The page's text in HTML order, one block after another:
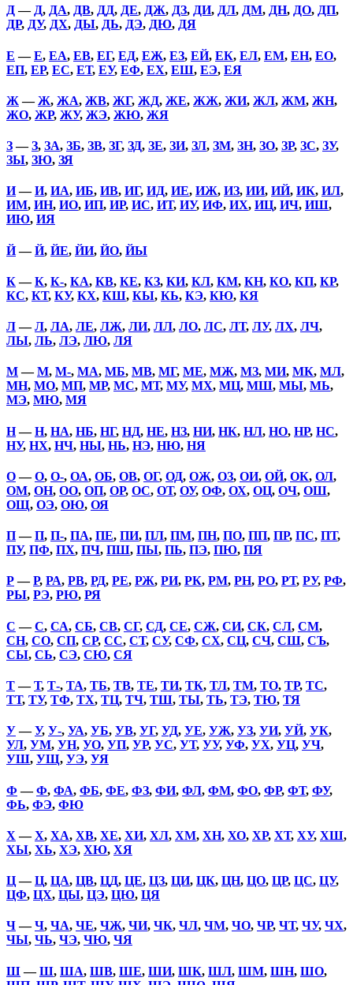
Д— Д, ДА, ДВ, ДД, ДЕ, ДЖ, ДЗ, ДИ, ДЛ, ДМ, ДН, ДО, ДП,
ДР, ДУ, ДХ, ДЫ, ДЬ, ДЭ, ДЮ, ДЯ
Е —Е, ЕА, ЕВ, ЕГ, ЕД, ЕЖ, ЕЗ, ЕЙ, ЕК, ЕЛ, ЕМ, ЕН, ЕО,
ЕП, ЕР, ЕС, ЕТ, ЕУ, ЕФ, ЕХ, ЕШ, ЕЭ, ЕЯ
Ж —Ж, ЖА, ЖВ, ЖГ, ЖД, ЖЕ, ЖЖ, ЖИ, ЖЛ, ЖМ, ЖН,
ЖО, ЖР, ЖУ, ЖЭ, ЖЮ, ЖЯ
З—З, ЗА, ЗБ, ЗВ, ЗГ, ЗД, ЗЕ, ЗИ, ЗЛ, ЗМ, ЗН, ЗО, ЗР, ЗС, ЗУ,
ЗЫ, ЗЮ, ЗЯ
И—И, ИА, ИБ, ИВ, ИГ, ИД, ИЕ, ИЖ, ИЗ, ИИ, ИЙ, ИК, ИЛ,
ИМ, ИН, ИО, ИП, ИР, ИС, ИТ, ИУ, ИФ, ИХ, ИЦ, ИЧ, ИШ,
ИЮ, ИЯ
Й—Й, ЙЕ, ЙИ, ЙО, ЙЫ
К—К, К-, КА, КВ, КЕ, КЗ, КИ, КЛ, КМ, КН, КО, КП, КР,
КС, КТ, КУ, КХ, КШ, КЫ, КЬ, КЭ, КЮ, КЯ
Л—Л, ЛА, ЛЕ, ЛЖ, ЛИ, ЛЛ, ЛО, ЛС, ЛТ, ЛУ, ЛХ, ЛЧ,
ЛЫ, ЛЬ, ЛЭ, ЛЮ, ЛЯ
М—М, М-, МА, МБ, МВ, МГ, МЕ, МЖ, МЗ, МИ, МК, МЛ,
МН, МО, МП, МР, МС, МТ, МУ, МХ, МЦ, МШ, МЫ, МЬ,
МЭ, МЮ, МЯ
Н—Н, НА, НБ, НГ, НД, НЕ, НЗ, НИ, НК, НЛ, НО, НР, НС,
НУ, НХ, НЧ, НЫ, НЬ, НЭ, НЮ, НЯ
О—О, О-, ОА, ОБ, ОВ, ОГ, ОД, ОЖ, ОЗ, ОИ, ОЙ, ОК, ОЛ,
ОМ, ОН, ОО, ОП, ОР, ОС, ОТ, ОУ, ОФ, ОХ, ОЦ, ОЧ, ОШ,
ОЩ, ОЭ, ОЮ, ОЯ
П—П, П-, ПА, ПЕ, ПИ, ПЛ, ПМ, ПН, ПО, ПП, ПР, ПС, ПТ,
ПУ, ПФ, ПХ, ПЧ, ПШ, ПЫ, ПЬ, ПЭ, ПЮ, ПЯ
Р—Р, РА, РВ, РД, РЕ, РЖ, РИ, РК, РМ, РН, РО, РТ, РУ, РФ,
РЫ, РЭ, РЮ, РЯ
С —С, СА, СБ, СВ, СГ, СД, СЕ, СЖ, СИ, СК, СЛ, СМ,
СН, СО, СП, СР, СС, СТ, СУ, СФ, СХ, СЦ, СЧ, СШ, СЪ,
СЫ, СЬ, СЭ, СЮ, СЯ
Т—Т, Т-, ТА, ТБ, ТВ, ТЕ, ТИ, ТК, ТЛ, ТМ, ТО, ТР, ТС,
ТТ, ТУ, ТФ, ТХ, ТЦ, ТЧ, ТШ, ТЫ, ТЬ, ТЭ, ТЮ, ТЯ
У—У, У-, УА, УБ, УВ, УГ, УД, УЕ, УЖ, УЗ, УИ, УЙ, УК,
УЛ, УМ, УН, УО, УП, УР, УС, УТ, УУ, УФ, УХ, УЦ, УЧ,
УШ, УЩ, УЭ, УЯ
Ф —Ф, ФА, ФБ, ФЕ, ФЗ, ФИ, ФЛ, ФМ, ФО, ФР, ФТ, ФУ,
ФЬ, ФЭ, ФЮ
Х —Х, ХА, ХВ, ХЕ, ХИ, ХЛ, ХМ, ХН, ХО, ХР, ХТ, ХУ, ХШ,
ХЫ, ХЬ, ХЭ, ХЮ, ХЯ
Ц—Ц, ЦА, ЦВ, ЦД, ЦЕ, ЦЗ, ЦИ, ЦК, ЦН, ЦО, ЦР, ЦС, ЦУ,
ЦФ, ЦХ, ЦЫ, ЦЭ, ЦЮ, ЦЯ
Ч—Ч, ЧА, ЧЕ, ЧЖ, ЧИ, ЧК, ЧЛ, ЧМ, ЧО, ЧР, ЧТ, ЧУ, ЧХ,
ЧЫ, ЧЬ, ЧЭ, ЧЮ, ЧЯ
Ш—Ш, ША, ШВ, ШЕ, ШИ, ШК, ШЛ, ШМ, ШН, ШО,